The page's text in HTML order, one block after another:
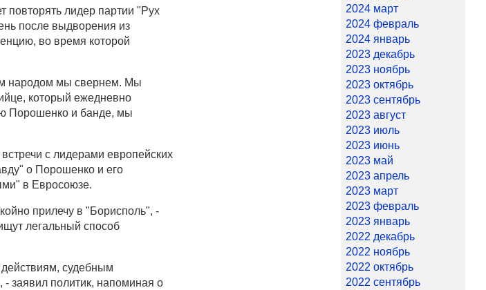
повторять лидер партии "Рух
после выдворения из
во время которой
народом мы свернем. Мы
который ежедневно
Порошенко и банде, мы
с лидерами европейских
о Порошенко и его
в Евросоюзе.
прилечу в "Борисполь", -
легальный способ
судебным
заявил политик, напоминая о
2024 март
2024 февраль
2024 январь
2023 декабрь
2023 ноябрь
2023 октябрь
2023 сентябрь
2023 август
2023 июль
2023 июнь
2023 май
2023 апрель
2023 март
2023 февраль
2023 январь
2022 декабрь
2022 ноябрь
2022 октябрь
2022 сентябрь